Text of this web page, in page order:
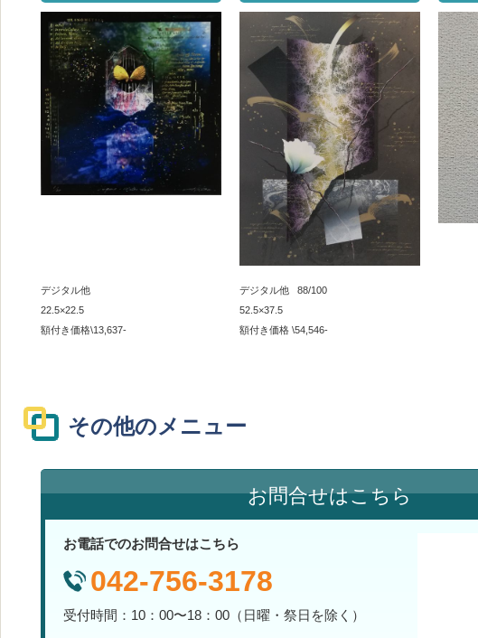
デジタル他
22.5×22.5
額付き価格\13,637-
デジタル他 88/100
52.5×37.5
額付き価格 \54,546-
その他のメニュー
お問合せはこちら
お電話でのお問合せはこちら
042-756-3178
受付時間：10：00〜18：00（日曜・祭日を除く）